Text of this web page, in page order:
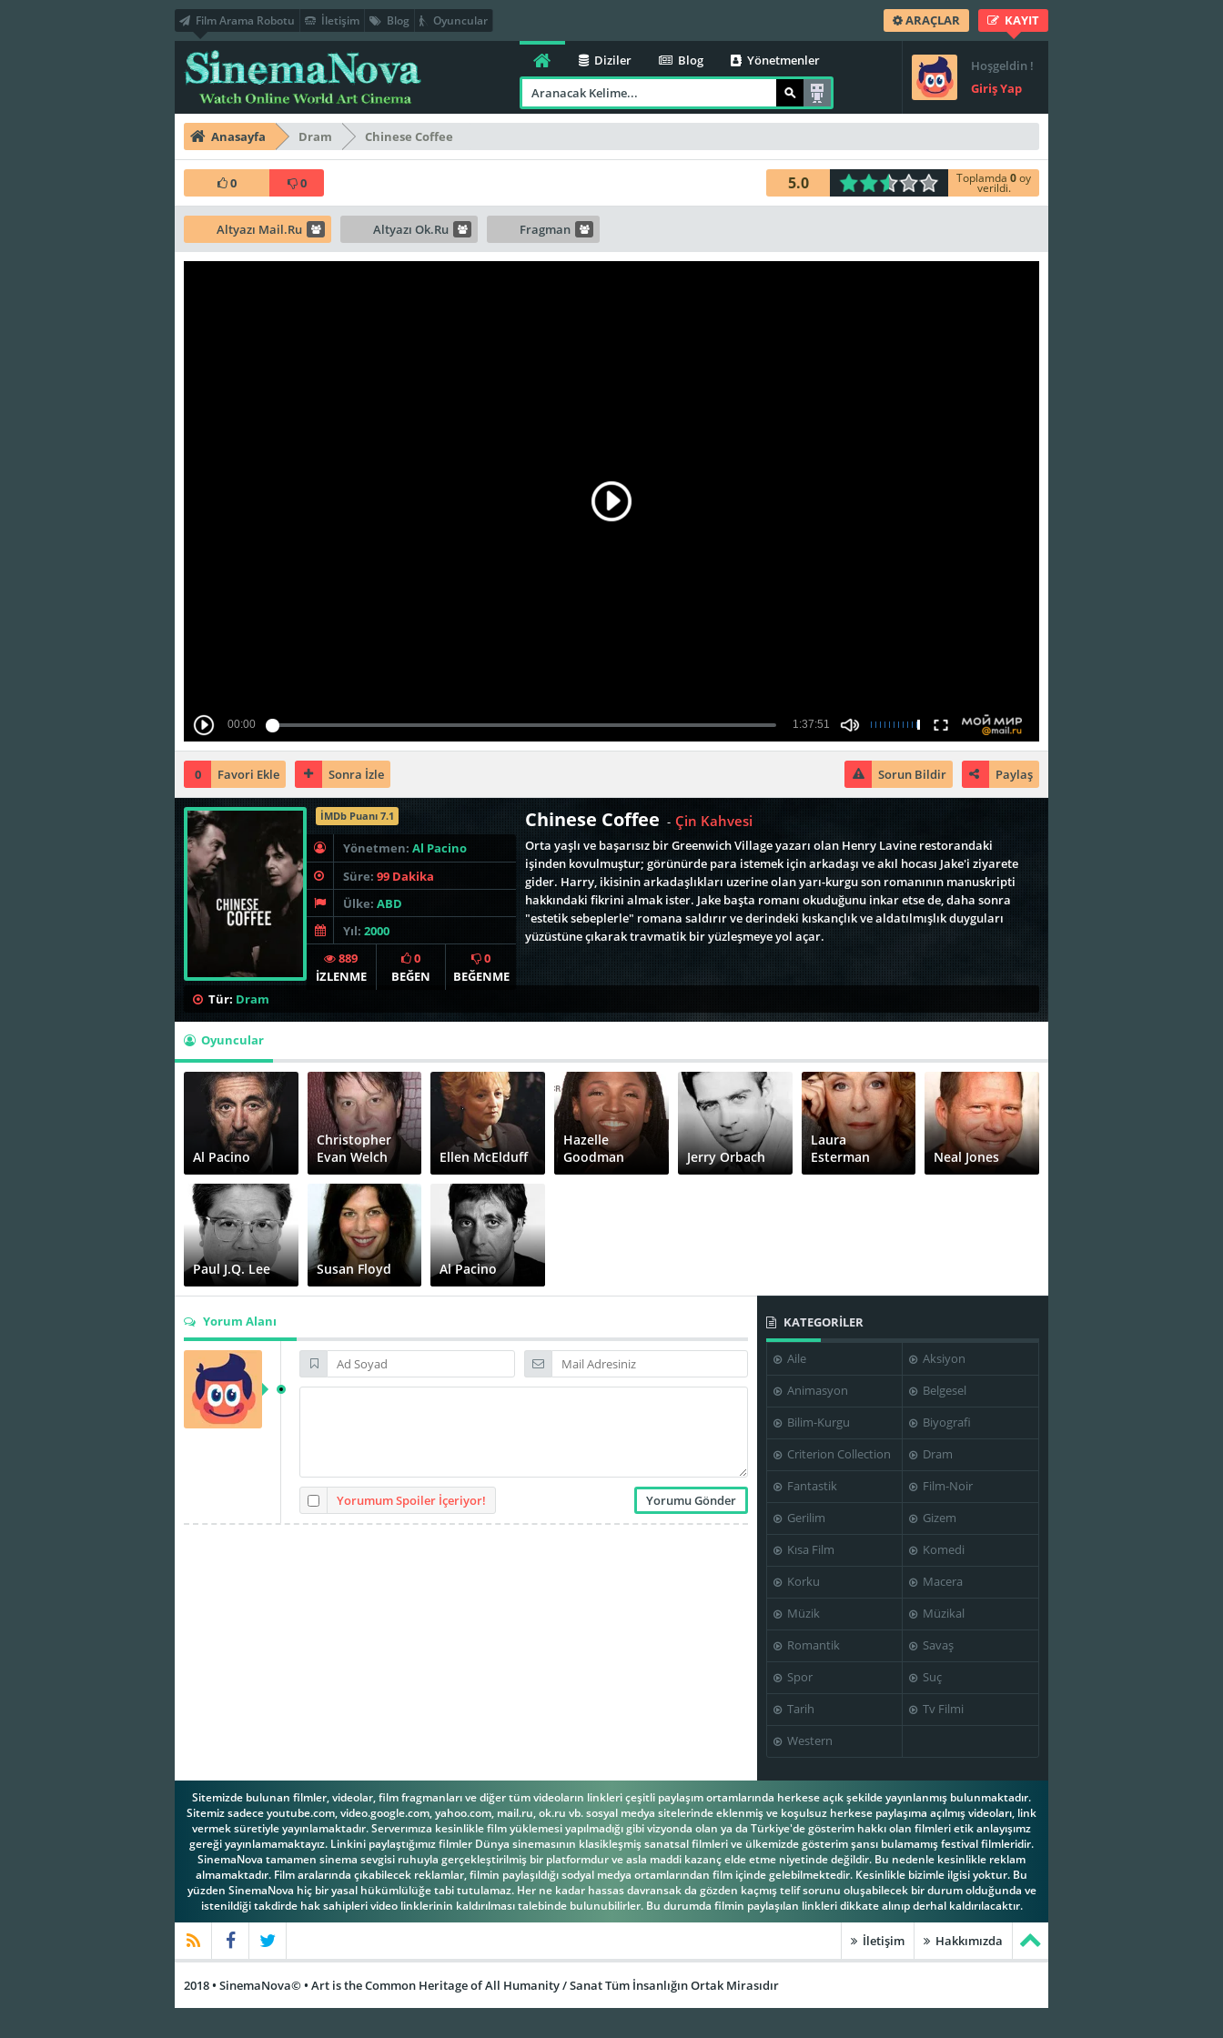
Film Arama Robotu İletişim Blog Oyuncular ARAÇLAR KAYIT
Hoşgeldin !
Giriş Yap
Diziler Blog Yönetmenler
Anasayfa Dram Chinese Coffee
0 0 5.0 Toplamda 0oy
verildi.
Altyazı Mail.Ru Altyazı Ok.Ru Fragman
0 Favori Ekle Sonra İzle Paylaş
Sorun Bildir
İMDb Puanı 7.1
Yönetmen: Al Pacino
Süre: 99 Dakika
Ülke: ABD
Yıl: 2000
889
İZLENME
0
BEĞEN
0
BEĞENME
Chinese Coffee - Çin Kahvesi
Orta yaşlı ve başarısız bir Greenwich Village yazarı olan Henry Lavine restorandaki
işinden kovulmuştur; görünürde para istemek için arkadaşı ve akıl hocası Jake'i ziyarete
gider. Harry, ikisinin arkadaşlıkları uzerine olan yarı-kurgu son romanının manuskripti
hakkındaki fikrini almak ister. Jake başta romanı okuduğunu inkar etse de, daha sonra
"estetik sebeplerle" romana saldırır ve derindeki kıskançlık ve aldatılmışlık duyguları
yüzüstüne çıkarak travmatik bir yüzleşmeye yol açar.
Tür: Dram
Oyuncular
Al Pacino
Christopher
Evan Welch
Ellen McElduff
Hazelle
Goodman
Jerry Orbach
Laura
Esterman
Neal Jones
Paul J.Q. Lee Susan Floyd Al Pacino
Yorum Alanı
Yorumum Spoiler İçeriyor!
KATEGORİLER
Aile
Aksiyon
Animasyon
Belgesel
Bilim-Kurgu
Biyografi
Criterion Collection
Dram
Fantastik
Film-Noir
Gerilim
Gizem
Kısa Film
Komedi
Korku
Macera
Müzik
Müzikal
Romantik
Savaş
Spor
Suç
Tarih
Tv Filmi
Western
Sitemizde bulunan filmler, videolar, film fragmanları ve diğer tüm videoların linkleri çeşitli paylaşım ortamlarında herkese açık şekilde yayınlanmış bulunmaktadır.
Sitemiz sadece youtube.com, video.google.com, yahoo.com, mail.ru, ok.ru vb. sosyal medya sitelerinde eklenmiş ve koşulsuz herkese paylaşıma açılmış videoları, link
vermek süretiyle yayınlamaktadır. Serverımıza kesinlikle film yüklemesi yapılmadığı gibi vizyonda olan ya da Türkiye'de gösterim hakkı olan filmleri etik anlayışımz
gereği yayınlamamaktayız. Linkini paylaştığımız filmler Dünya sinemasının klasikleşmiş sanatsal filmleri ve ülkemizde gösterim şansı bulamamış festival filmleridir.
SinemaNova tamamen sinema sevgisi ruhuyla gerçekleştirilmiş bir platformdur ve asla maddi kazanç elde etme niyetinde değildir. Bu nedenle kesinlikle reklam
almamaktadır. Film aralarında çıkabilecek reklamlar, filmin paylaşıldığı sodyal medya ortamlarından film içinde gelebilmektedir. Kesinlikle bizimle ilgisi yoktur. Bu
yüzden SinemaNova hiç bir yasal hükümlülüğe tabi tutulamaz. Her ne kadar hassas davransak da gözden kaçmış telif sorunu oluşabilecek bir durum olduğunda ve
istenildiği takdirde hak sahipleri video linklerinin kaldırılması talebinde bulunubilirler. Bu durumda filmin paylaşılan linkleri dikkate alınıp derhal kaldırılacaktır.
İletişim Hakkımızda
2018 • SinemaNova© • Art is the Common Heritage of All Humanity / Sanat Tüm İnsanlığın Ortak Mirasıdır